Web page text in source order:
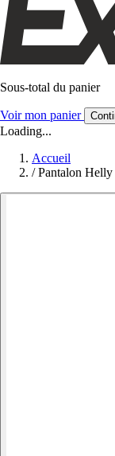
Sous-total du panier
Voir mon panier
Loading...
Accueil
/ Pantalon Helly